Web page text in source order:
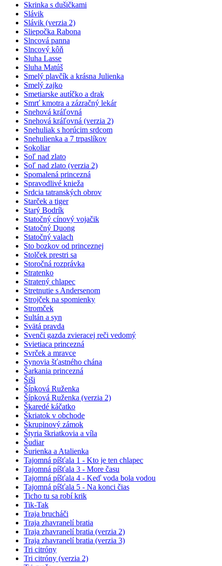
Skrinka s dušičkami
Slávik
Slávik (verzia 2)
Sliepočka Rabona
Slncová panna
Slncový kôň
Sluha Lasse
Sluha Matúš
Smelý plavčík a krásna Julienka
Smelý zajko
Smetiarske autíčko a drak
Smrť kmotra a zázračný lekár
Snehová kráľovná
Snehová kráľovná (verzia 2)
Snehuliak s horúcim srdcom
Snehulienka a 7 trpaslíkov
Sokoliar
Soľ nad zlato
Soľ nad zlato (verzia 2)
Spomalená princezná
Spravodlivé knieža
Srdcia tatranských obrov
Starček a tiger
Starý Bodrík
Statočný cínový vojačik
Statočný Duong
Statočný valach
Sto bozkov od princeznej
Stolček prestri sa
Storočná rozprávka
Stratenko
Stratený chlapec
Stretnutie s Andersenom
Strojček na spomienky
Stromček
Sultán a syn
Svätá pravda
Svenči gazda zvieracej reči vedomý
Svietiaca princezná
Svrček a mravce
Synovia šťastného chána
Šarkania princezná
Šiši
Šípková Ruženka
Šípková Ruženka (verzia 2)
Škaredé káčatko
Škriatok v obchode
Škrupinový zámok
Štyria škriatkovia a víla
Šudiar
Šurienka a Atalienka
Tajomná píšťala 1 - Kto je ten chlapec
Tajomná píšťala 3 - More času
Tajomná píšťala 4 - Keď voda bola vodou
Tajomná píšťala 5 - Na konci čias
Ticho tu sa robí krik
Tik-Tak
Traja brucháči
Traja zhavranelí bratia
Traja zhavranelí bratia (verzia 2)
Traja zhavranelí bratia (verzia 3)
Tri citróny
Tri citróny (verzia 2)